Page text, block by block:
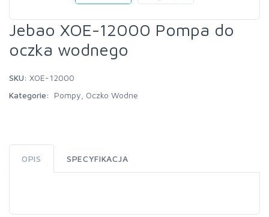
Jebao XOE-12000 Pompa do
oczka wodnego
SKU: XOE-12000
Kategorie:
Pompy Oczko Wodne
OPIS SPECYFIKACJA